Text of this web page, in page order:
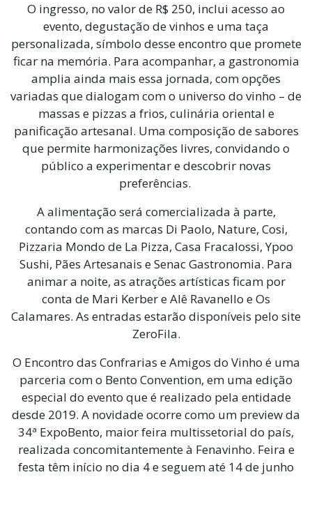
O ingresso, no valor de R$ 250, inclui acesso ao
evento, degustação de vinhos e uma taça
personalizada, símbolo desse encontro que promete
ficar na memória. Para acompanhar, a gastronomia
amplia ainda mais essa jornada, com opções
variadas que dialogam com o universo do vinho – de
massas e pizzas a frios, culinária oriental e
panificação artesanal. Uma composição de sabores
que permite harmonizações livres, convidando o
público a experimentar e descobrir novas
preferências.
A alimentação será comercializada à parte,
contando com as marcas Di Paolo, Nature, Cosi,
Pizzaria Mondo de La Pizza, Casa Fracalossi, Ypoo
Sushi, Pães Artesanais e Senac Gastronomia. Para
animar a noite, as atrações artísticas ficam por
conta de Mari Kerber e Alê Ravanello e Os
Calamares. As entradas estarão disponíveis pelo site
ZeroFila.
O Encontro das Confrarias e Amigos do Vinho é uma
parceria com o Bento Convention, em uma edição
especial do evento que é realizado pela entidade
desde 2019. A novidade ocorre como um preview da
34ª ExpoBento, maior feira multissetorial do país,
realizada concomitantemente à Fenavinho. Feira e
festa têm início no dia 4 e seguem até 14 de junho